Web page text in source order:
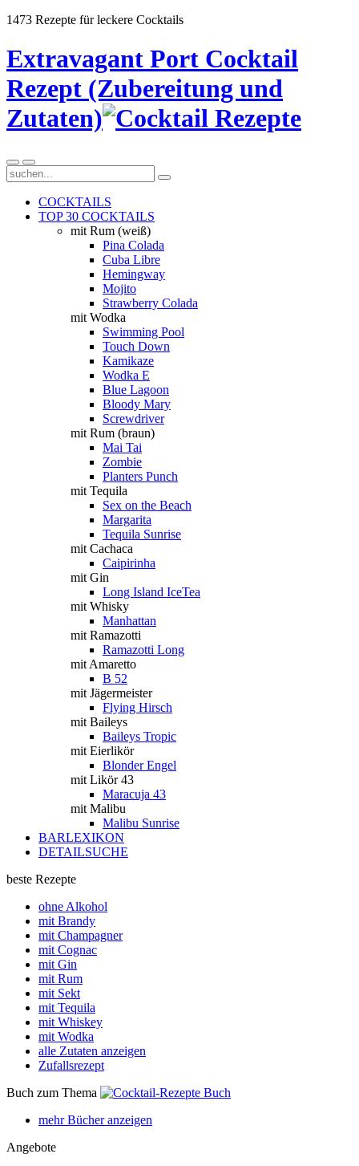
1473 Rezepte für leckere Cocktails
Extravagant Port Cocktail
Rezept (Zubereitung und
Zutaten)
COCKTAILS
TOP 30 COCKTAILS
mit Rum (weiß)
Pina Colada
Cuba Libre
Hemingway
Mojito
Strawberry Colada
mit Wodka
Swimming Pool
Touch Down
Kamikaze
Wodka E
Blue Lagoon
Bloody Mary
Screwdriver
mit Rum (braun)
Mai Tai
Zombie
Planters Punch
mit Tequila
Sex on the Beach
Margarita
Tequila Sunrise
mit Cachaca
Caipirinha
mit Gin
Long Island IceTea
mit Whisky
Manhattan
mit Ramazotti
Ramazotti Long
mit Amaretto
B 52
mit Jägermeister
Flying Hirsch
mit Baileys
Baileys Tropic
mit Eierlikör
Blonder Engel
mit Likör 43
Maracuja 43
mit Malibu
Malibu Sunrise
BARLEXIKON
DETAILSUCHE
beste Rezepte
ohne Alkohol
mit Brandy
mit Champagner
mit Cognac
mit Gin
mit Rum
mit Sekt
mit Tequila
mit Whiskey
mit Wodka
alle Zutaten anzeigen
Zufallsrezept
Buch zum Thema
mehr Bücher anzeigen
Angebote